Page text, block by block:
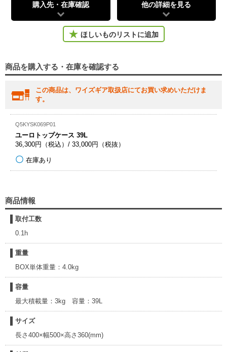
購入先・在庫確認 他の詳細を見る
ほしいものリストに追加
商品を購入する・在庫を確認する
この商品は、ワイズギア取扱店にてお買い求めいただけま
す。
Q5KYSK069P01
ユーロトップケース 39L
36,300円（税込）/ 33,000円（税抜）
在庫あり
商品情報
取付工数
0.1h
重量
BOX単体重量：4.0kg
容量
最大積載量：3kg 容量：39L
サイズ
長さ400×幅500×高さ360(mm)